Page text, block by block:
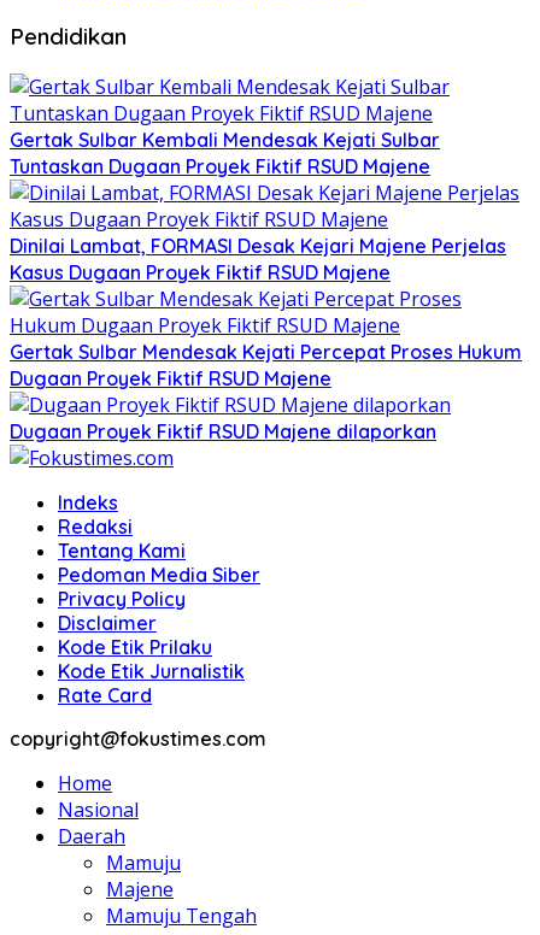
Pendidikan
Gertak Sulbar Kembali Mendesak Kejati Sulbar
Tuntaskan Dugaan Proyek Fiktif RSUD Majene
Dinilai Lambat, FORMASI Desak Kejari Majene Perjelas
Kasus Dugaan Proyek Fiktif RSUD Majene
Gertak Sulbar Mendesak Kejati Percepat Proses Hukum
Dugaan Proyek Fiktif RSUD Majene
Dugaan Proyek Fiktif RSUD Majene dilaporkan
Indeks
Redaksi
Tentang Kami
Pedoman Media Siber
Privacy Policy
Disclaimer
Kode Etik Prilaku
Kode Etik Jurnalistik
Rate Card
copyright@fokustimes.com
Home
Nasional
Daerah
Mamuju
Majene
Mamuju Tengah